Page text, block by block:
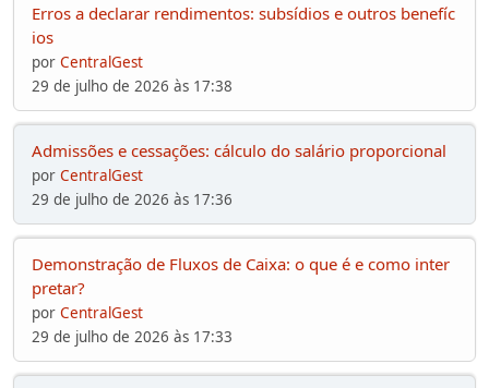
Erros a declarar rendimentos: subsídios e outros benefíc
ios
por CentralGest
29 de julho de 2026 às 17:38
Admissões e cessações: cálculo do salário proporcional
por CentralGest
29 de julho de 2026 às 17:36
Demonstração de Fluxos de Caixa: o que é e como inter
pretar?
por CentralGest
29 de julho de 2026 às 17:33